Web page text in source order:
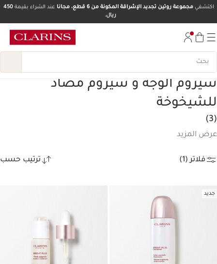
انتقل إلى أسفل الصفحة
اكتشفيمجموعة روتين تجديد الإشراقة المكونة من 6 قطع، مجانا عند الشراء بقيمة450
ريال.
سيروم الوجه و سيروم مضاد
للشيخوخة
(3)
عرض المزيد
فلاتر (1) ترتيب حسب
جديد